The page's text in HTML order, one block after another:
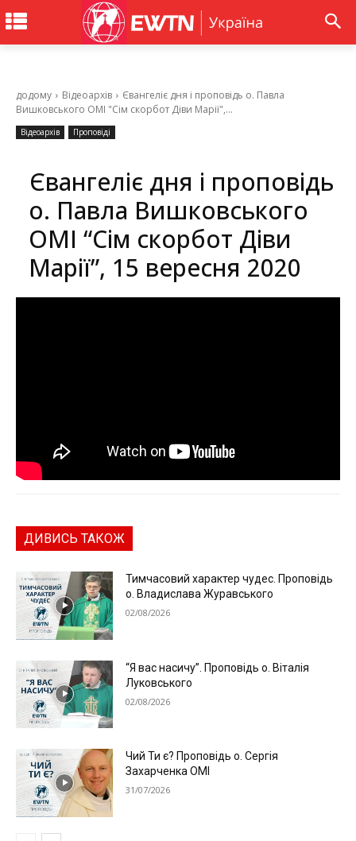
додому Відеоархів
Євангеліє дня і проповідь о. Павла
Вишковського ОМІ "Сім скорбот Діви Марії",...
Відеоархів Проповіді
Євангеліє дня і проповідь
о. Павла Вишковського
ОМІ “Сім скорбот Діви
Марії”, 15 вересня 2020
ДИВИСЬ ТАКОЖ
Тимчасовий характер чудес. Проповідь
о. Владислава Журавського
02/08/2026
“Я вас насичу”. Проповідь о. Віталія
Луковського
02/08/2026
Чий Ти є? Проповідь о. Сергія
Захарченка ОМІ
31/07/2026